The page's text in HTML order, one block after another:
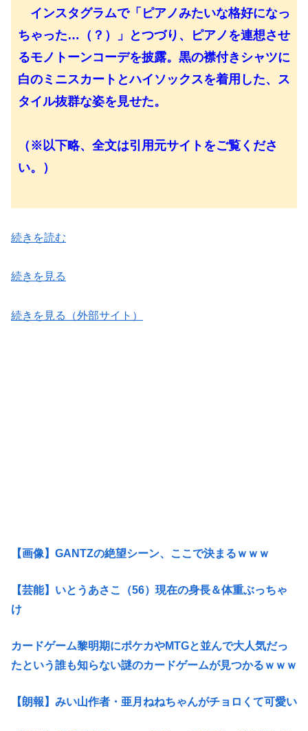
インスタグラムで「ピアノみたいな格好になっ
ちゃった…（？）」とつづり、ピアノを連想させ
るモノトーンコーデを披露。黒の襟付きシャツに
白のミニスカートとハイソックスを着用した、ス
タイル抜群な姿を見せた。
（※以下略、全文は引用元サイトをご覧くださ
い。）
続きを読む
続きを見る
続きを見る（外部サイト）
【画像】GANTZの絶望シーン、ここで決まるｗｗｗ
【芸能】いとうあさこ（56）現在の身長＆体重ぶっちゃ
け
カードゲーム黎明期にポケカやMTGと並んで大人気だっ
たという誰も知らない謎のカードゲームが見つかるｗｗｗ
【朗報】みい山作者・亜月ねねちゃんがチョロくて可愛い